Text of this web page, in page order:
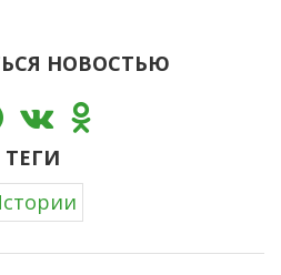
НОВОСТЬЮ
ТЕГИ